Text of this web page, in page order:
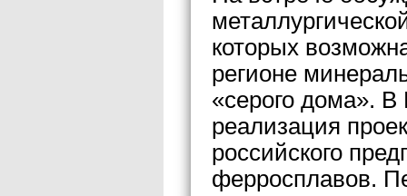
которых
регионе
«серого дома». В
реализация
российского
ферросплавов.